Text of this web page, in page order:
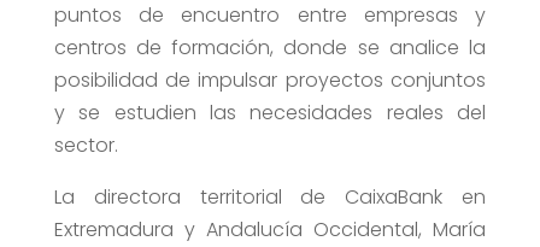
puntos de encuentro entre empresas y
centros de formación, donde se analice la
posibilidad de impulsar proyectos conjuntos
y se estudien las necesidades reales del
sector.
La directora territorial de CaixaBank en
Extremadura y Andalucía Occidental, María